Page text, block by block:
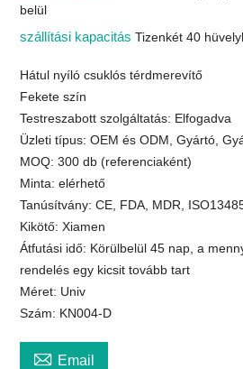
belül
szállítási kapacitásTizenkét 40
Hátul nyíló csuklós térdmerevítő
Fekete szín
Testreszabott szolgáltatás: Elfogadva
Üzleti típus: OEM és ODM, Gyártó,
MOQ: 300 db (referenciaként)
Minta: elérhető
Tanúsítvány: CE, FDA, MDR,
Kikötő: Xiamen
Átfutási idő: Körülbelül 45 nap, a
rendelés egy kicsit tovább tart
Méret: Univ
Szám: KN004-D
 Email